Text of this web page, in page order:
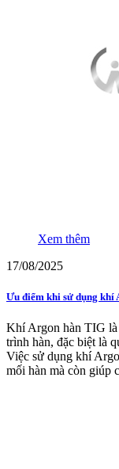
Xem thêm
17/08/2025
Ưu điểm khi sử dụng khí
Khí Argon hàn TIG là
trình hàn, đặc biệt là
Việc sử dụng khí
mối hàn mà còn giúp